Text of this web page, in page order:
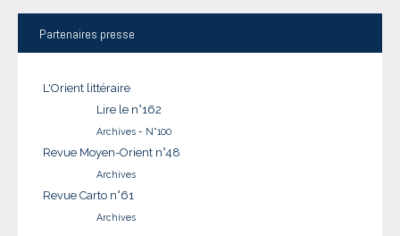
Partenaires presse
L'Orient littéraire
Lire le n°162
Archives - N°100
Revue Moyen-Orient n°48
Archives
Revue Carto n°61
Archives